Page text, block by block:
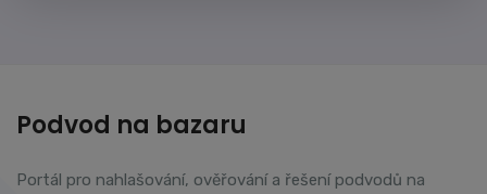
Podvod na bazaru
Portál pro nahlašování, ověřování a řešení podvodů na